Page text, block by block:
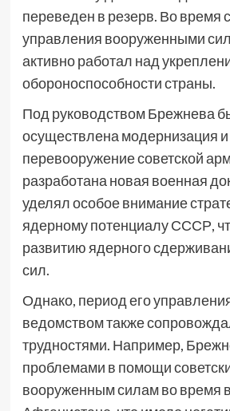
переведен в резерв. Во время
управления вооруженными
активно работал над
обороноспособности страны.
Под руководством Брежнева
осуществлена модернизация и
перевооружение советской
разработана новая военная
уделял особое внимание
ядерному потенциалу СССР,
развитию ядерного
сил.
Однако, период его
ведомством также
трудностями. Например,
проблемами в помощи
вооруженным силам во время